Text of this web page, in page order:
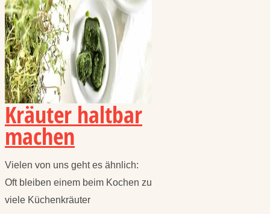
Kräuter haltbar
machen
Vielen von uns geht es ähnlich:
Oft bleiben einem beim Kochen zu
viele Küchenkräuter